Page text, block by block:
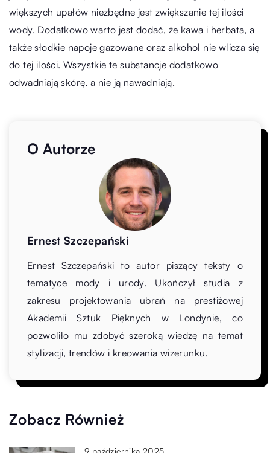
większych upałów niezbędne jest zwiększanie tej ilości
wody. Dodatkowo warto jest dodać, że kawa i herbata, a
także słodkie napoje gazowane oraz alkohol nie wlicza się
do tej ilości. Wszystkie te substancje dodatkowo
odwadniają skórę, a nie ją nawadniają.
O Autorze
Ernest Szczepański
Ernest Szczepański to autor piszący teksty o
tematyce mody i urody. Ukończył studia z
zakresu projektowania ubrań na prestiżowej
Akademii Sztuk Pięknych w Londynie, co
pozwoliło mu zdobyć szeroką wiedzę na temat
stylizacji, trendów i kreowania wizerunku.
Zobacz Również